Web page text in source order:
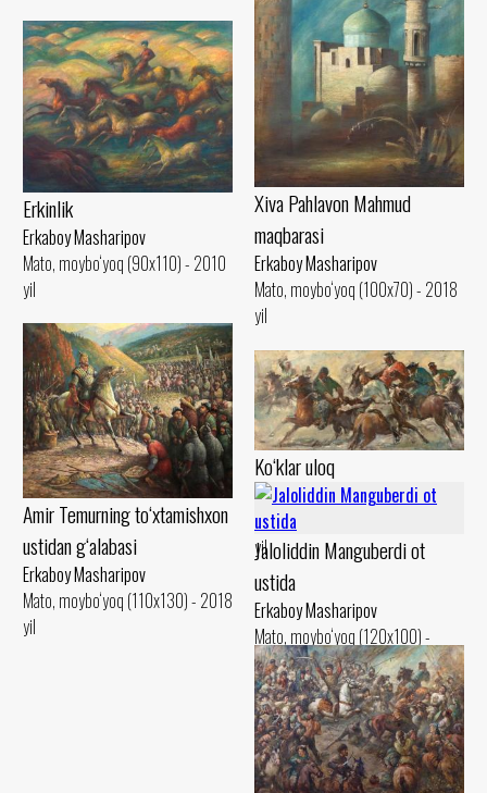
Xiva Pahlavon Mahmud
maqbarasi
Erkaboy Masharipov
Mato, moybo‘yoq (100x70) - 2018
yil
Erkinlik
Erkaboy Masharipov
Mato, moybo‘yoq (90x110) - 2010
yil
Amir Temurning to‘xtamishxon
ustidan g‘alabasi
Erkaboy Masharipov
Mato, moybo‘yoq (110x130) - 2018
yil
Ko‘klar uloq
Erkaboy Masharipov
Mato, moybo‘yoq (45x90) - 2001
yil
Jaloliddin Manguberdi ot
ustida
Erkaboy Masharipov
Mato, moybo‘yoq (120x100) -
1998 yil